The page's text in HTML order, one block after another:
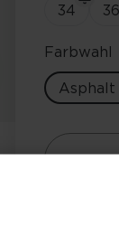
34
36
Farbwahl
Asphalt